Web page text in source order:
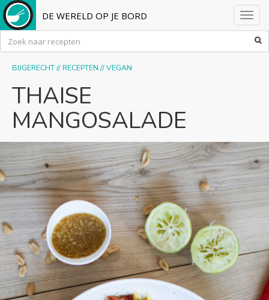
DE WERELD OP JE BORD
BIJGERECHT//RECEPTEN //VEGAN
THAISE
MANGOSALADE